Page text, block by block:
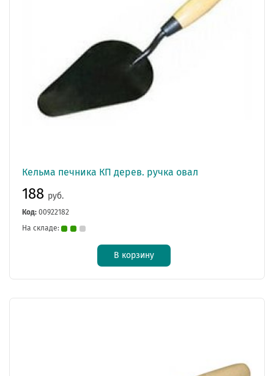
Кельма печника КП дерев. ручка овал
188 руб.
Код: 00922182
На складе:
В корзину